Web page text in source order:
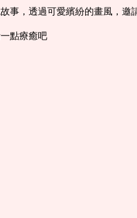
，透過可愛繽紛的畫風，邀
點療癒吧